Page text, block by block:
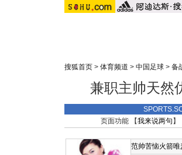
搜狐首页 > 体育频道 > 中国足球 > 备
兼职主帅天然
页面功能 【我来说两句 】
范帅苦恼火箭唯